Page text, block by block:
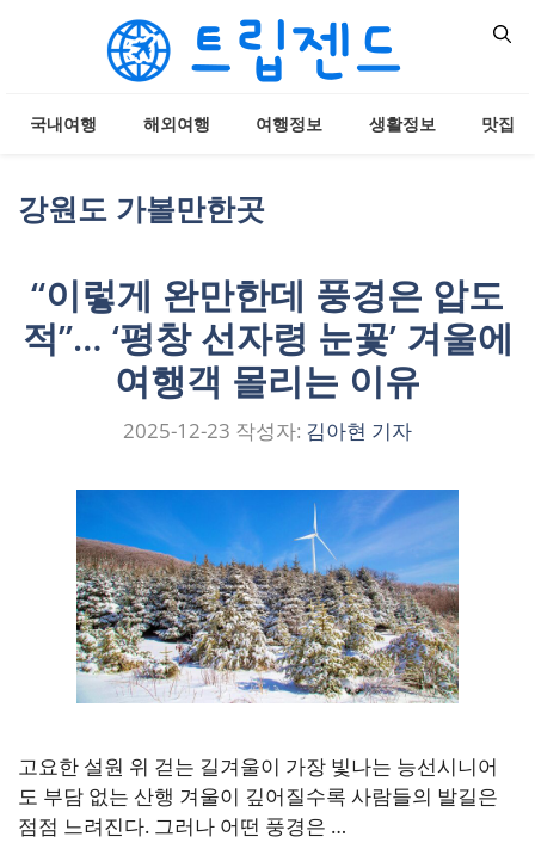
국내여행 해외여행 여행정보 생활정보 맛집
강원도 가볼만한곳
“이렇게 완만한데 풍경은 압도
적”… ‘평창 선자령 눈꽃’ 겨울에
여행객 몰리는 이유
2025-12-23 작성자: 김아현 기자
고요한 설원 위 걷는 길겨울이 가장 빛나는 능선시니어
도 부담 없는 산행 겨울이 깊어질수록 사람들의 발길은
점점 느려진다. 그러나 어떤 풍경은 …